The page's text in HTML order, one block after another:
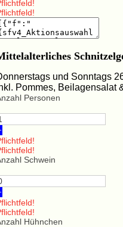
und Sonntags
Pommes, Beilagensalat
Personen
Schwein
Hühnchen